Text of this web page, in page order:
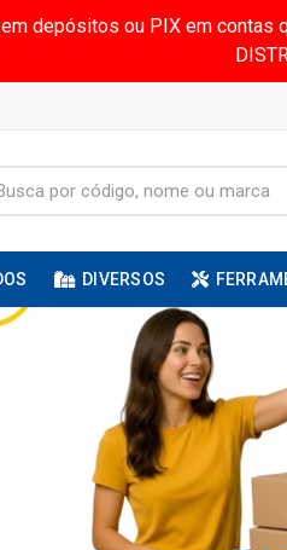
depósitos ou PIX em
DIVERSOS